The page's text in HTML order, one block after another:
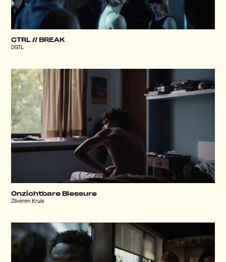
CTRL // BREAK
DGTL
Onzichtbare Blessure
Zilveren Kruis